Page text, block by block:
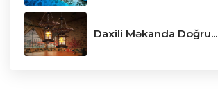
Daxili Məkanda Doğru...